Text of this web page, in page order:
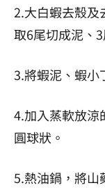
2.大白蝦去殼及
取6尾切成泥、
3.將蝦泥、蝦小
4.加入蒸軟放涼
圓球狀。
5.熱油鍋，將山